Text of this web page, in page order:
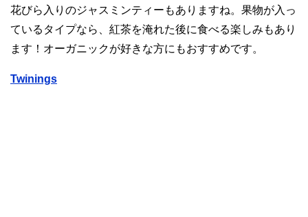
花びら入りのジャスミンティーもありますね。果物が入っ
ているタイプなら、紅茶を淹れた後に食べる楽しみもあり
ます！オーガニックが好きな方にもおすすめです。
Twinings